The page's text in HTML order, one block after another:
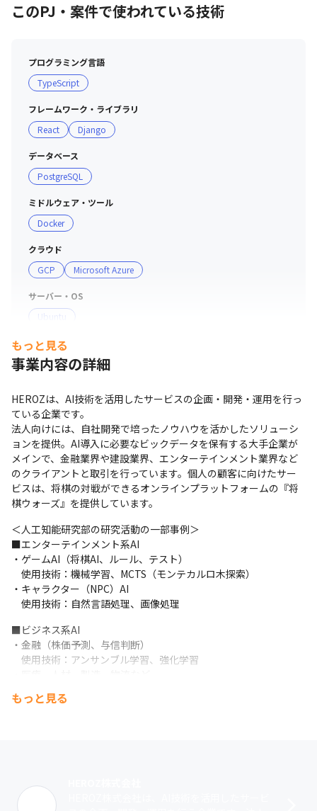
【現場・社員の雰囲気】
ると思います。人数が少ないことによる大変さもあります
が、充実感を得られる環境だと思います（ビジネス職）
・課題解決の方法をエンジニアの裁量で決めて試すことが
できます。計算リソースが豊富なため手法の選択肢が計算
リソースで制限されません（エンジニア職）
・AIの社会実装自体が不確かな道のりで、迷うことも多い
ですが、業界の実業務を楽にしてくれる可能性を信じて、
日々取り組んでいます（ビジネス職）
・「AI企業として」という観点ですと、AIの情報が日々流
れ、日進月歩でテクノロジーの進化が進んでおり、AIに真
を最大化できるのは今だと思います。そういう意味では非
常に面白い社会人生活を送れるのではないかと感じます。
「他社のAI企業と比較して」という観点ですと、金融・建
設・エンタメを重点領域としつつ、産業横断的なPJにも携
身がHEROZを選んだキッカケも、金融以外の建設とエン
タメ領域で事業企画やコンサルティングの経験があったた
めです。 「純粋な1企業として」という観点ですと、会社
メンバー間での繋がりに特徴があるように思います。懇親
するときは思いっきり打ち解けあいつつ、仕事モードの時
は結構ピリッとする雰囲気になることも多いので、オンオ
フをしっかり分け、仲良しごっこではなくお互いを高めあ
える存在を築けると思います。（ビジネス職）
・比較的小さい組織で大きいことをやろうとしています。
自分の能力次第でかなり自由に役割を担えます（エンジニ
ア職）
・マネジャー以上は特に個々人が個性的で優秀。技術的な
知見をエンジニア以外も多かれ少なかれ持っています
・優れたエンジニアの技術力を背景に、お客様に価値遡及
をしていくことに魅力を感じます。競合が多い中、競争力
をもてる源泉（技術者）がしっかりと社内にあること、ま
たそれを維持する経営陣の努力がすばらしいことだと思い
ます。（セールス職）
このPJ・案件で使われている技術
プログラミング言語
TypeScript
フレームワーク・ライブラリ
React
Django
データベース
PostgreSQL
ミドルウェア・ツール
Docker
クラウド
GCP
Microsoft Azure
サーバー・OS
Ubuntu
プロジェクト管理
GitLab
希望スペックのPCを用意
もっと見る
事業内容の詳細
HEROZは、AI技術を活用したサービスの企画・開発・運用を行っ
ている企業です。
法人向けには、自社開発で培ったノウハウを活かしたソリューシ
ョンを提供。AI導入に必要なビックデータを保有する大手企業が
メインで、金融業界や建設業界、エンターテインメント業界など
のクライアントと取引を行っています。個人の顧客に向けたサー
ビスは、将棋の対戦ができるオンラインプラットフォームの『将
棋ウォーズ』を提供しています。
＜人工知能研究部の研究活動の一部事例＞
■エンターテインメント系AI
・ゲームAI（将棋AI、ルール、テスト）
使用技術：機械学習、MCTS（モンテカルロ木探索）
・キャラクター（NPC）AI
使用技術：自然言語処理、画像処理
■ビジネス系AI
・金融（株価予測、与信判断）
使用技術：アンサンブル学習、強化学習
習、画像処理、GAN
もっと見る